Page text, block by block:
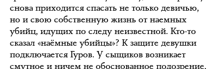
снова приходится спасать не только девичью,
но и свою собственную жизнь от наемных
убийц, идущих по следу неизвестной. Кто-то
сказал «наёмные убийцы»? К защите девушки
подключается Гуров. У сыщиков возникает
смутное и ничем не обоснованное подозрение,